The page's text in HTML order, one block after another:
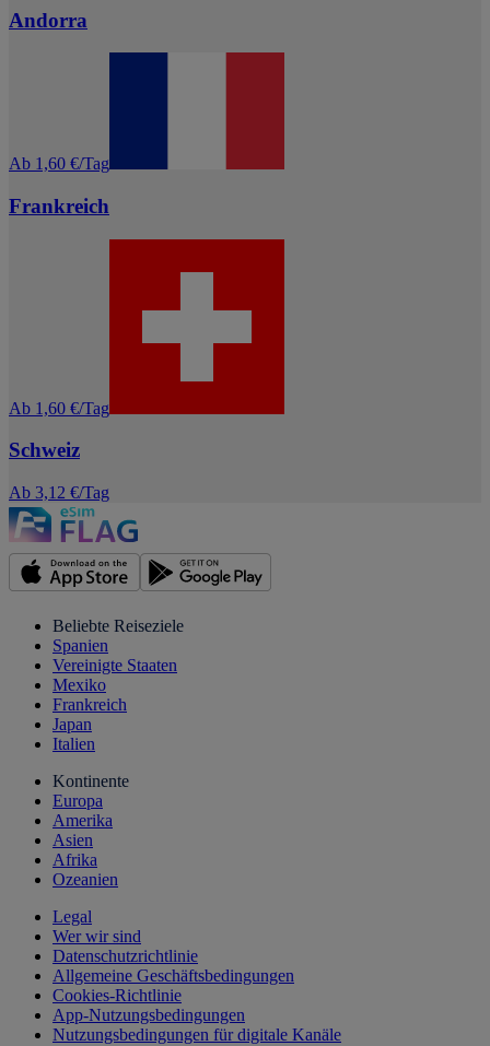
Andorra
Ab 1,60 €/Tag
Frankreich
Ab 1,60 €/Tag
Schweiz
Ab 3,12 €/Tag
Beliebte Reiseziele
Spanien
Vereinigte Staaten
Mexiko
Frankreich
Japan
Italien
Kontinente
Europa
Amerika
Asien
Afrika
Ozeanien
Legal
Wer wir sind
Datenschutzrichtlinie
Allgemeine Geschäftsbedingungen
Cookies-Richtlinie
App-Nutzungsbedingungen
Nutzungsbedingungen für digitale Kanäle